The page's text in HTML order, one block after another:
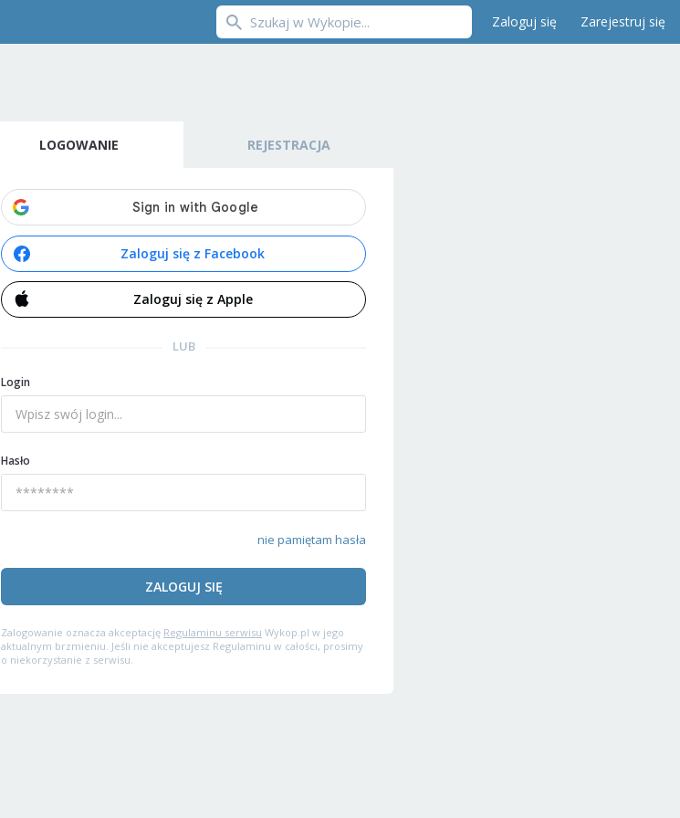
Zaloguj się Zarejestruj się
LOGOWANIE REJESTRACJA
Zaloguj się z Facebook
Zaloguj się z Apple
LUB
Login
Hasło
nie pamiętam hasła
ZALOGUJ SIĘ
Zalogowanie oznacza akceptację Regulaminu serwisu Wykop.pl w jego
aktualnym brzmieniu. Jeśli nie akceptujesz Regulaminu w całości, prosimy
o niekorzystanie z serwisu.